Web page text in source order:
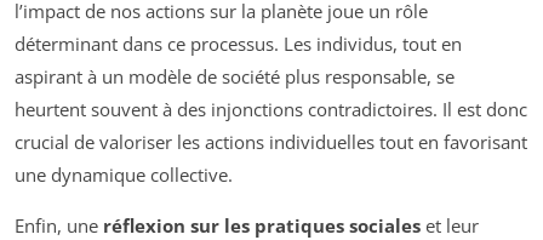
l’impact de nos actions sur la planète joue un rôle
déterminant dans ce processus. Les individus, tout en
aspirant à un modèle de société plus responsable, se
heurtent souvent à des injonctions contradictoires. Il est donc
crucial de valoriser les actions individuelles tout en favorisant
une dynamique collective.
Enfin, une réflexion sur les pratiques sociales et leur